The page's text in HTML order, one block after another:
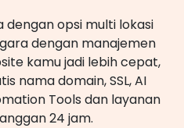
dengan opsi multi lokasi
dengan manajemen
kamu jadi lebih cepat,
nama domain, SSL, AI
Tools dan layanan
24 jam.